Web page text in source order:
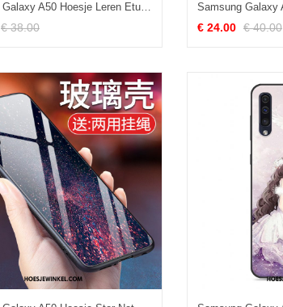
Samsung Galaxy A50 Hoesje Leren Etui Siliconen Ster, Samsung Galaxy A50 Hoesje Anti-fall Tempereren
€ 38.00 € 24.00 € 40.00